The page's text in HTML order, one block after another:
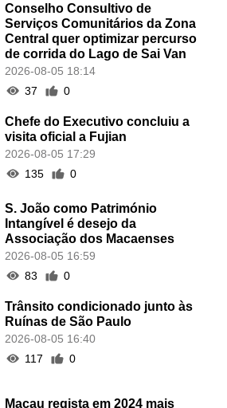
Conselho Consultivo de
Serviços Comunitários da Zona
Central quer optimizar percurso
de corrida do Lago de Sai Van
2026-08-05 18:14
37
0
Chefe do Executivo concluiu a
visita oficial a Fujian
2026-08-05 17:29
135
0
S. João como Património
Intangível é desejo da
Associação dos Macaenses
2026-08-05 16:59
83
0
Trânsito condicionado junto às
Ruínas de São Paulo
2026-08-05 16:40
117
0
Macau regista em 2024 mais